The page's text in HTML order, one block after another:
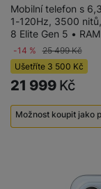
Mobilní telefon s
1-120Hz, 3500
8 Elite Gen 5 •
-14 % 25 499Kč
Ušetříte 3 500 Kč
21 999 Kč
Možnost koupit jako